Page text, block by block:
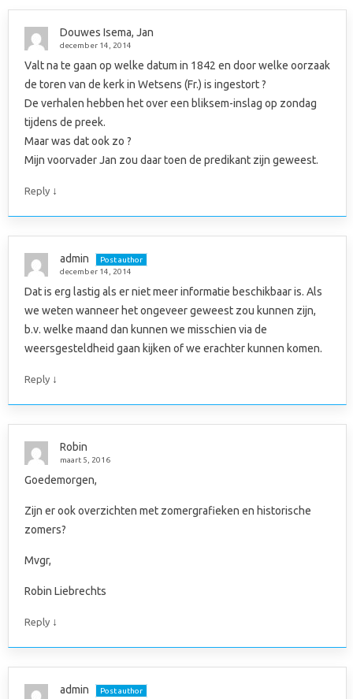
Douwes Isema, Jan
december 14, 2014
Valt na te gaan op welke datum in 1842 en door welke oorzaak
de toren van de kerk in Wetsens (Fr.) is ingestort ?
De verhalen hebben het over een bliksem-inslag op zondag
tijdens de preek.
Maar was dat ook zo ?
Mijn voorvader Jan zou daar toen de predikant zijn geweest.
Reply ↓
admin
Post author
december 14, 2014
Dat is erg lastig als er niet meer informatie beschikbaar is. Als
we weten wanneer het ongeveer geweest zou kunnen zijn,
b.v. welke maand dan kunnen we misschien via de
weersgesteldheid gaan kijken of we erachter kunnen komen.
Reply ↓
Robin
maart 5, 2016
Goedemorgen,
Zijn er ook overzichten met zomergrafieken en historische
zomers?
Mvgr,
Robin Liebrechts
Reply ↓
admin
Post author